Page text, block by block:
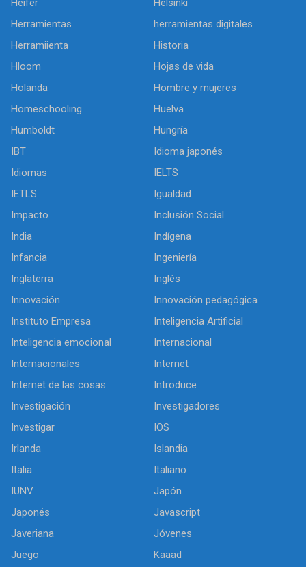
Heifer
Helsinki
Herramientas
herramientas digitales
Herramiienta
Historia
Hloom
Hojas de vida
Holanda
Hombre y mujeres
Homeschooling
Huelva
Humboldt
Hungría
IBT
Idioma japonés
Idiomas
IELTS
IETLS
Igualdad
Impacto
Inclusión Social
India
Indígena
Infancia
Ingeniería
Inglaterra
Inglés
Innovación
Innovación pedagógica
Instituto Empresa
Inteligencia Artificial
Inteligencia emocional
Internacional
Internacionales
Internet
Internet de las cosas
Introduce
Investigación
Investigadores
Investigar
IOS
Irlanda
Islandia
Italia
Italiano
IUNV
Japón
Japonés
Javascript
Javeriana
Jóvenes
Juego
Kaaad